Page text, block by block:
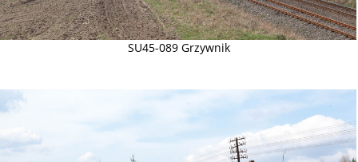
SU45-089 Grzywnik